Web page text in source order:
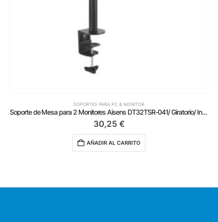
SOPORTES PARA PC & MONITOR
Soporte de Mesa para 2 Monitores Aisens DT32TSR-041/ Giratorio/ Inclinable/ hasta 8kg
30,25 €
AÑADIR AL CARRITO